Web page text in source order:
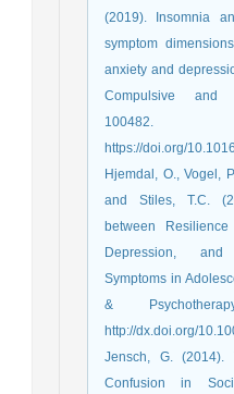
(2019). Insomnia
symptom
anxiety and
Compulsive and
100482.
https://doi.org/
Hjemdal, O., Vogel,
and Stiles, T.C.
between
Depression, and
Symptoms in
&
http://dx.doi.org/
Jensch, G.
Confusion in